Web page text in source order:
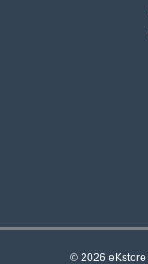
© 2026 eKstore